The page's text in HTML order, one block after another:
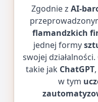
Zgodnie z AI-
flamandzkich
jednej formy
swojej
takie jak ChatGPT
w tym